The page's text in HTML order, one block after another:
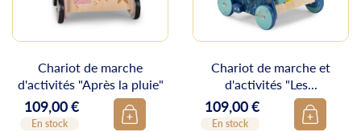
Chariot de marche
d'activités "Après la pluie"
Prix
109,00 €
En stock
Chariot de marche et
d'activités "Les...
Prix
109,00 €
En stock